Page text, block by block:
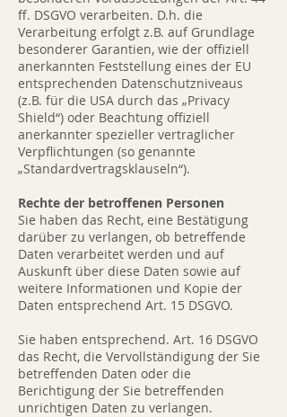
ff. DSGVO verarbeiten. D.h. die
Verarbeitung erfolgt z.B. auf Grundlage
besonderer Garantien, wie der offiziell
anerkannten Feststellung eines der EU
entsprechenden Datenschutzniveaus
(z.B. für die USA durch das „Privacy
Shield“) oder Beachtung offiziell
anerkannter spezieller vertraglicher
Verpflichtungen (so genannte
„Standardvertragsklauseln“).
Rechte der betroffenen Personen
Sie haben das Recht, eine Bestätigung
darüber zu verlangen, ob betreffende
Daten verarbeitet werden und auf
Auskunft über diese Daten sowie auf
weitere Informationen und Kopie der
Daten entsprechend Art. 15 DSGVO.
Sie haben entsprechend. Art. 16 DSGVO
das Recht, die Vervollständigung der Sie
betreffenden Daten oder die
Berichtigung der Sie betreffenden
unrichtigen Daten zu verlangen.